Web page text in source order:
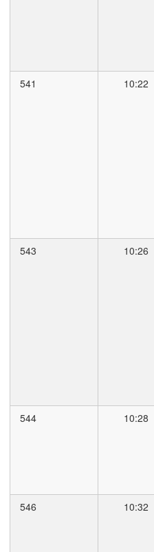
541 10:22
543 10:26
544 10:28
546 10:32